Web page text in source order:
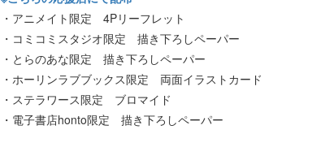
・アニメイト限定 4Pリーフレット
・コミコミスタジオ限定 描き下ろしペーパー
・とらのあな限定 描き下ろしペーパー
・ホーリンラブブックス限定 両面イラストカード
・ステラワース限定 ブロマイド
・電子書店honto限定 描き下ろしペーパー